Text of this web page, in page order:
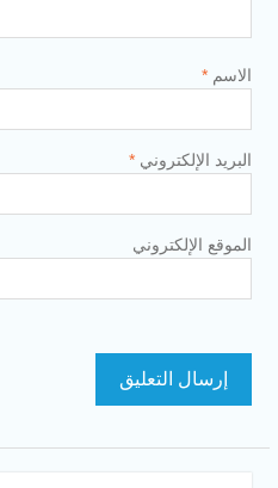
الاسم *
البريد الإلكتروني *
الموقع الإلكتروني